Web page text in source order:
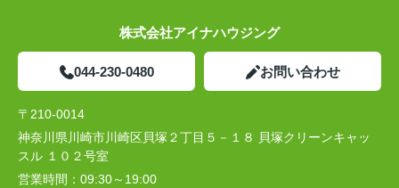
株式会社アイナハウジング
044-230-0480 お問い合わせ
〒210-0014
神奈川県川崎市川崎区貝塚２丁目５－１８ 貝塚クリーンキャッ
スル １０２号室
営業時間： 09:30～19:00